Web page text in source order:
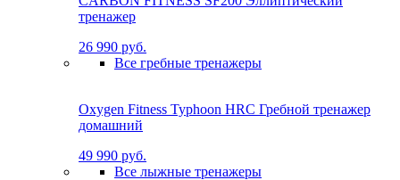
тренажер
26 990 руб.
Все гребные тренажеры
Oxygen Fitness Typhoon HRC Гребной тренажер
домашний
49 990 руб.
Все лыжные тренажеры